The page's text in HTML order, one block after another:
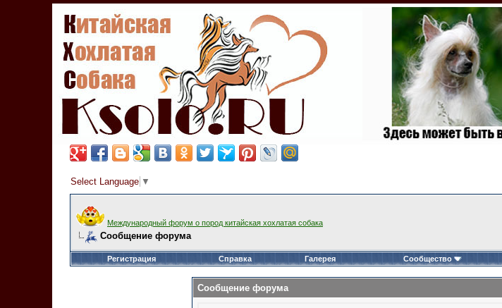
Select Language ▼
Международный форум о пород китайская хохлатая собака
Сообщение форума
Регистрация Справка Галерея Сообщество
Сообщение форума